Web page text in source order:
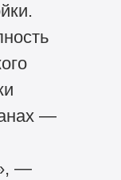
—
—